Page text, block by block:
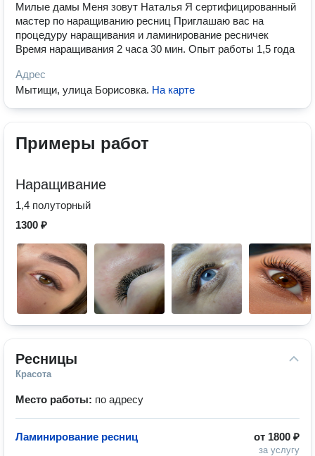
Милые дамы Меня зовут Наталья Я сертифицированный
мастер по наращиванию ресниц Приглашаю вас на
процедуру наращивания и ламинирование ресничек
Время наращивания 2 часа 30 мин. Опыт работы 1,5 года
Адрес
Мытищи, улица Борисовка. На карте
Примеры работ
Наращивание
1,4 полуторный
1300 ₽
Ресницы
Красота
Место работы: по адресу
от 1800 ₽
за услугу
Ламинирование ресниц